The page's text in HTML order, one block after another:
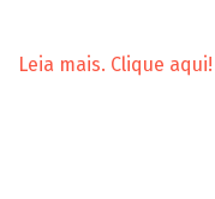
Leia mais. Clique aqui!